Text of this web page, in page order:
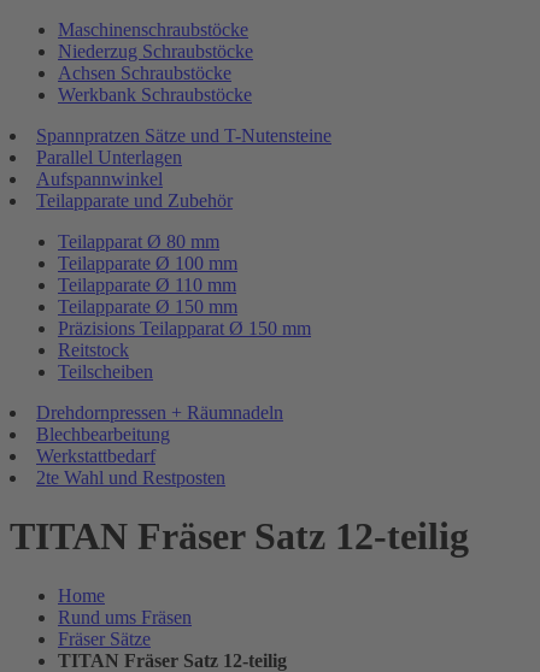
Maschinenschraubstöcke
Niederzug Schraubstöcke
Achsen Schraubstöcke
Werkbank Schraubstöcke
Spannpratzen Sätze und T-Nutensteine
Parallel Unterlagen
Aufspannwinkel
Teilapparate und Zubehör
Teilapparat Ø 80 mm
Teilapparate Ø 100 mm
Teilapparate Ø 110 mm
Teilapparate Ø 150 mm
Präzisions Teilapparat Ø 150 mm
Reitstock
Teilscheiben
Drehdornpressen + Räumnadeln
Blechbearbeitung
Werkstattbedarf
2te Wahl und Restposten
TITAN Fräser Satz 12-teilig
Home
Rund ums Fräsen
Fräser Sätze
TITAN Fräser Satz 12-teilig